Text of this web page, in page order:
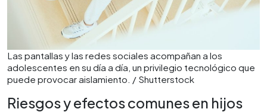
Las pantallas y las redes sociales acompañan a los
adolescentes en su día a día, un privilegio tecnológico que
puede provocar aislamiento. / Shutterstock
Riesgos y efectos comunes en hijos